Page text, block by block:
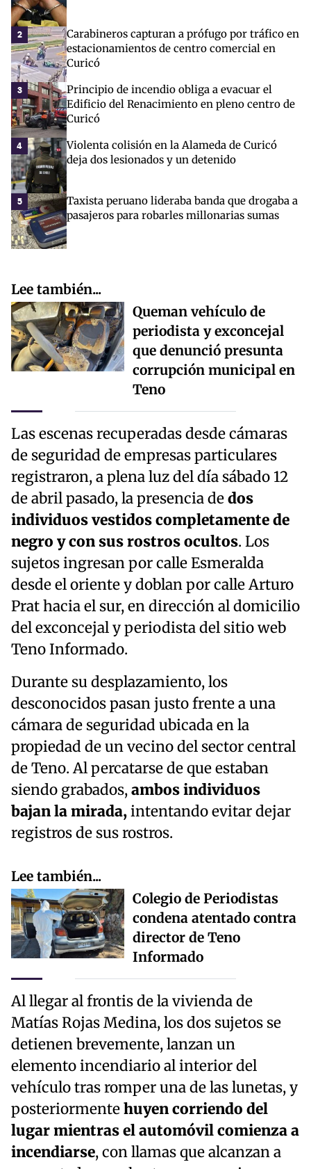
2
Carabineros capturan a prófugo por tráfico en
estacionamientos de centro comercial en
Curicó
3
Principio de incendio obliga a evacuar el
Edificio del Renacimiento en pleno centro de
Curicó
4
Violenta colisión en la Alameda de Curicó
deja dos lesionados y un detenido
5
Taxista peruano lideraba banda que drogaba a
pasajeros para robarles millonarias sumas
Lee también...
Queman vehículo de
periodista y exconcejal
que denunció presunta
corrupción municipal en
Teno
Las escenas recuperadas desde cámaras
de seguridad de empresas particulares
registraron, a plena luz del día sábado 12
de abril pasado, la presencia dedos
individuos vestidos completamente de
negro y con sus rostros ocultos. Los
sujetos ingresan por calle Esmeralda
desde el oriente y doblan por calle Arturo
Prat hacia el sur, en dirección al domicilio
del exconcejal y periodista del sitio web
Teno Informado.
Durante su desplazamiento, los
desconocidos pasan justo frente a una
cámara de seguridad ubicada en la
propiedad de un vecino del sector central
de Teno. Al percatarse de que estaban
siendo grabados,ambos individuos
bajan la mirada,intentando evitar dejar
registros de sus rostros.
Lee también...
Colegio de Periodistas
condena atentado contra
director de Teno
Informado
Al llegar al frontis de la vivienda de
Matías Rojas Medina, los dos sujetos se
detienen brevemente, lanzan un
elemento incendiario al interior del
vehículo tras romper una de las lunetas, y
posteriormentehuyen corriendo del
lugar mientras el automóvil comienza a
incendiarse, con llamas que alcanzan a